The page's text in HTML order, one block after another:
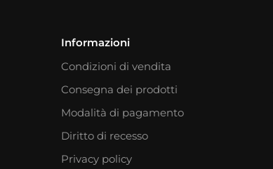
Informazioni
Condizioni di vendita
Consegna dei prodotti
Modalità di pagamento
Diritto di recesso
Privacy policy